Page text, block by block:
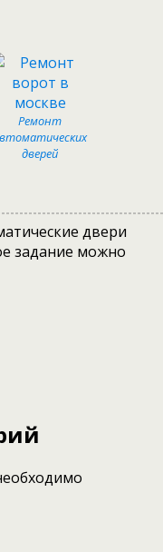
Ремонт
дверей
двери
задание можно